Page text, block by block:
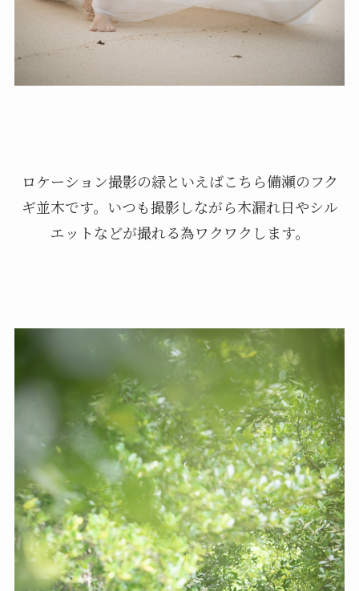
ロケーション撮影の緑といえばこちら備瀬のフク
ギ並木です。いつも撮影しながら木漏れ日やシル
エットなどが撮れる為ワクワクします。